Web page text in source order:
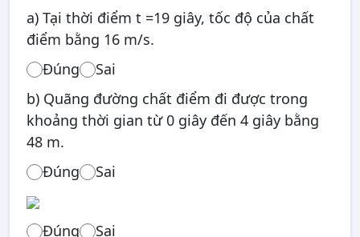
a) Tại thời điểm t =19 giây, tốc độ của chất
điểm bằng 16 m/s.
Đúng
Sai
b) Quãng đường chất điểm đi được trong
khoảng thời gian từ 0 giây đến 4 giây bằng
48 m.
Đúng
Sai
Đúng
Sai